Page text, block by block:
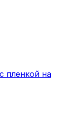
пленкой на